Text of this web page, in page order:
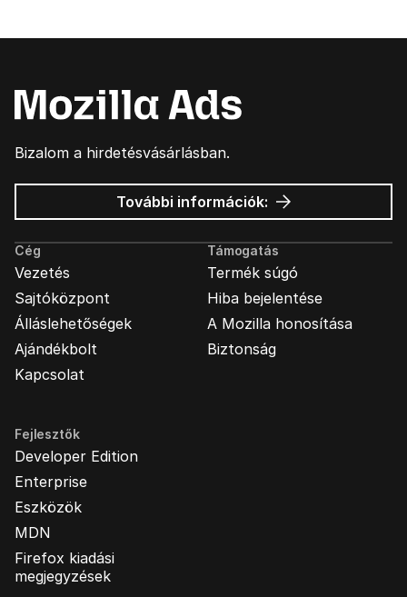
Bizalom a hirdetésvásárlásban.
További információk: Mozilla
hirdetések
Cég
Vezetés
Sajtóközpont
Álláslehetőségek
Ajándékbolt
Kapcsolat
Támogatás
Termék súgó
Hiba bejelentése
A Mozilla honosítása
Biztonság
Fejlesztők
Developer Edition
Enterprise
Eszközök
MDN
Firefox kiadási
megjegyzések